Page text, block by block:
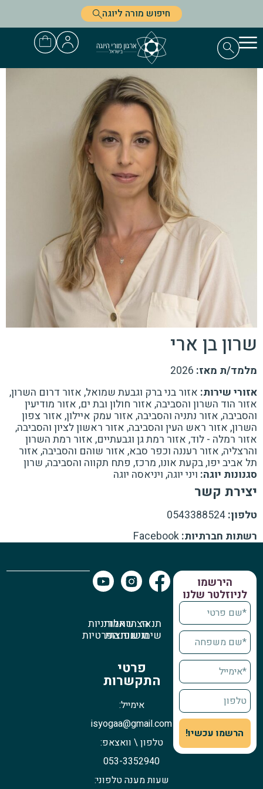
חיפוש מורה ליוגה
שרון בן ארי
מלמד/ת מאז:
אזורי שירות: אזור בני ברק וגבעת שמואל, אזור דרום השרון,
אזור הוד השרון והסביבה, אזור חולון ובת ים, אזור מודיעין
והסביבה, אזור נתניה והסביבה, אזור עמק איילון, אזור צפון
השרון, אזור ראש העין והסביבה, אזור ראשון לציון והסביבה,
אזור רמלה - לוד, אזור רמת גן וגבעתיים, אזור רמת השרון
והרצליה, אזור רעננה וכפר סבא, אזור שוהם והסביבה, אזור
תל אביב יפו, בקעת אונו, מרכז, פתח תקווה והסביבה, שרון
סגנונות יוגה: ויני יוגה, ויניאסה יוגה
יצירת קשר
טלפון: 0543388524
רשתות חברתיות: Facebook
הירשמו
לניוזלטר שלנו
הרשמו עכשיו!
תנאי
שימוש
הצהרת
נגישות
שאלות
נפוצות
מדיניות
הפרטיות
פרטי
התקשרות
אימייל:
isyogaa@gmail.com
טלפון \ וואצאפ:
053-3352940
שעות מענה טלפוני: